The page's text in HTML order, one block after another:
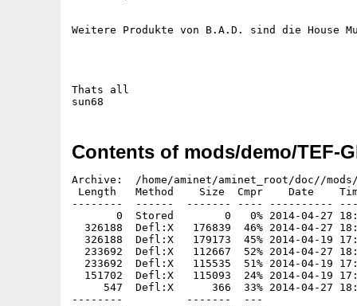
Weitere Produkte von B.A.D. sind die House
Thats all
sun68
Contents of mods/demo/TEF-
Archive:  /home/aminet/aminet_root/doc//mods/
Length   Method    Size  Cmpr    Date
--------  ------  ------- ---- ----------
0  Stored        0   0% 2014-04-27
326188  Defl:X   176839  46% 2014-04-27
326188  Defl:X   179173  45% 2014-04-19
233692  Defl:X   112667  52% 2014-04-27
233692  Defl:X   115535  51% 2014-04-19
151702  Defl:X   115093  24% 2014-04-19
547  Defl:X      366  33% 2014-04-27
--------          -------  ---